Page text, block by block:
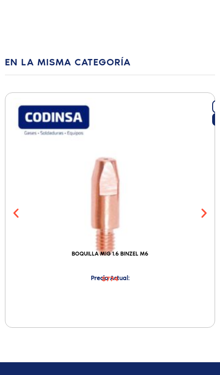
EN LA MISMA CATEGORÍA
BOQUILLA MIG 1.6 BINZEL M6
Precio Actual:
$774